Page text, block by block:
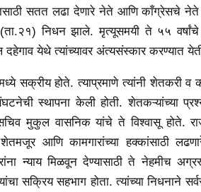
सतत लढा देणारे नेते आणि काँग्रेसचे नेते
निधन झाले. मृत्यूसमयी ते ५५ वर्षांचे
येथे त्यांच्यावर अंत्यसंस्कार करण्यात
सक्रीय होते. त्याप्रमाणे त्यांनी शेतकरी व
स्थापना केली होती. शेतकऱ्यांच्या
मुकुल वासनिक यांचे ते विश्वासू होते.
आणि कामगारांच्या हक्कांसाठी
न्याय मिळवून देण्यासाठी ते नेहमीच
सक्रिय सहभाग होता. त्यांच्या निधनाने